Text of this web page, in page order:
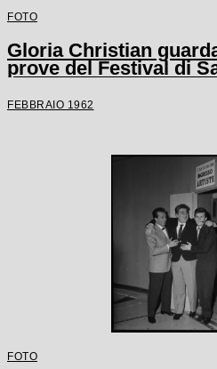
FOTO
Gloria Christian
prove del Festival di
FEBBRAIO 1962
FOTO